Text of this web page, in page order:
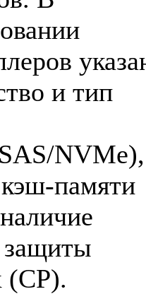
и тип
NVMe),
памяти
защиты
(CP).